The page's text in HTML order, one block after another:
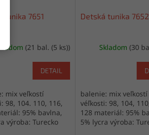
tunika 7651
Skladom(21 bal. (5 ks))
DETAIL
mix veľkostí
98, 104. 110, 116,
95% bavlna,
výroba: Turecko
Detská tunika 7652
Skladom (30
balenie: mix veľkostí
véľkosti: 98, 104,
128 materiál: 95%
5% lycra výroba: